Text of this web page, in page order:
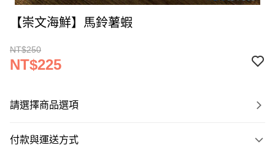
【崇文海鮮】馬鈴薯蝦
NT$250
NT$225
請選擇商品選項
付款與運送方式